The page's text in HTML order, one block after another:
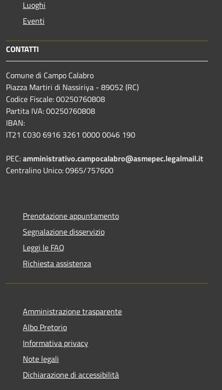
Luoghi
Eventi
CONTATTI
Comune di Campo Calabro
Piazza Martiri di Nassiriya - 89052 (RC)
Codice Fiscale: 00250760808
Partita IVA: 00250760808
IBAN:
IT21 C030 6916 3261 0000 0046 190
PEC:amministrativo.campocalabro@asmepec.legalmail.it
Centralino Unico: 0965/757600
Prenotazione appuntamento
Segnalazione disservizio
Leggi le FAQ
Richiesta assistenza
Amministrazione trasparente
Albo Pretorio
Informativa privacy
Note legali
Dichiarazione di accessibilità